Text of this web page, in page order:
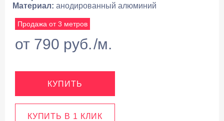
Материал: анодированный алюминий
Продажа от 3 метров
от 790 руб./м.
КУПИТЬ
КУПИТЬ В 1 КЛИК